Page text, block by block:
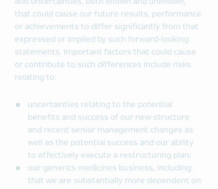
that could cause our future results, performance
or achievements to differ significantly from that
expressed or implied by such forward-looking
statements. Important factors that could cause
or contribute to such differences include risks
relating to:
uncertainties relating to the potential
benefits and success of our new structure
and recent senior management changes as
well as the potential success and our ability
to effectively execute a restructuring plan;
our generics medicines business, including:
that we are substantially more dependent on